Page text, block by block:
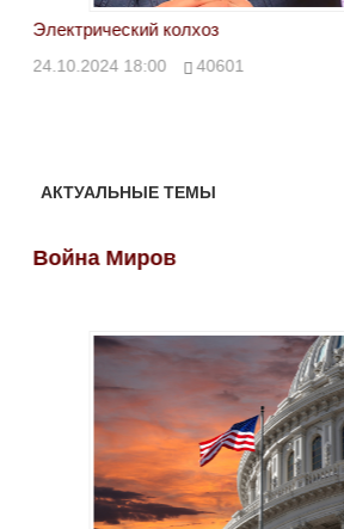
Электрический колхоз
24.10.2024 18:00 40601
АКТУАЛЬНЫЕ ТЕМЫ
Война Миров